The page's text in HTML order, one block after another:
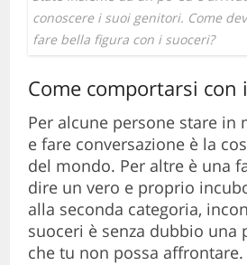
conoscere i suoi genitori. Come
fare bella figura con i suoceri?
Come comportarsi con
Per alcune persone stare in
e fare conversazione è la
del mondo. Per altre è una
dire un vero e proprio
alla seconda categoria,
suoceri è senza dubbio una
che tu non possa affrontare.